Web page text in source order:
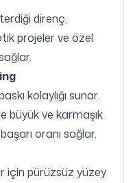
direnç,
projeler ve özel
kolaylığı sunar.
büyük ve karmaşık
oranı sağlar.
için pürüzsüz yüzey